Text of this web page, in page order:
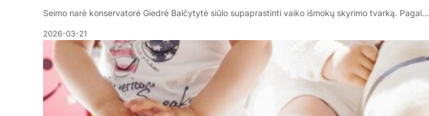
Seimo narė konservatorė Giedrė Balčytytė siūlo supaprastinti vaiko išmokų skyrimo tvarką. Pagal…
2026-03-21